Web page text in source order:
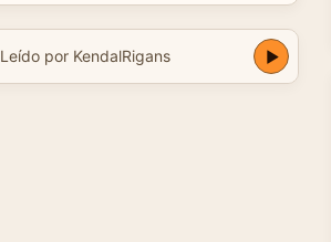
Leído por KendalRigans